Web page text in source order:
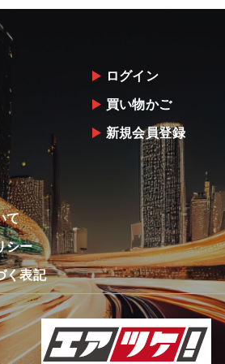
て
シー
く表記
ログイン
買い物かご
新規会員登録